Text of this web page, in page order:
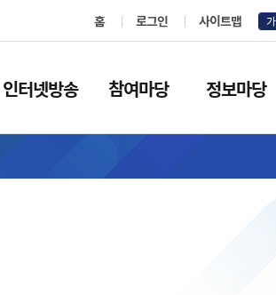
홈 로그인 사이트맵 가
인터넷방송 참여마당 정보마당